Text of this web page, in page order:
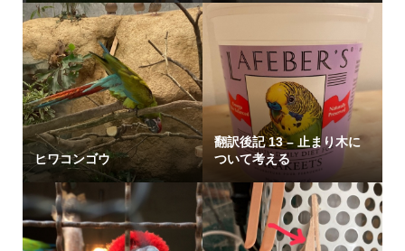
ヒワコンゴウ
翻訳後記 13 – 止まり木に
ついて考える